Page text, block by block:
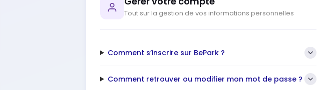
Tout sur la gestion de vos informations personnelles
Comment s’inscrire sur BePark ?
Comment retrouver ou modifier mon mot de passe ?